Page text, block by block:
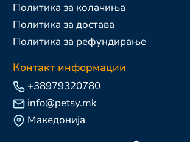
Политика за колачиња
Политика за достава
Политика за рефундирање
Контакт информации
+38979320780
info@petsy.mk
Македонија